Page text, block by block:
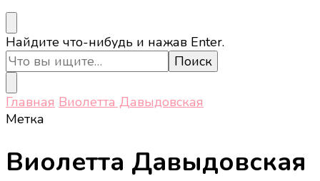
Ищите
что-
то?
Найдите что-нибудь и нажав Enter.
Главная Виолетта Давыдовская
Метка
Виолетта Давыдовская